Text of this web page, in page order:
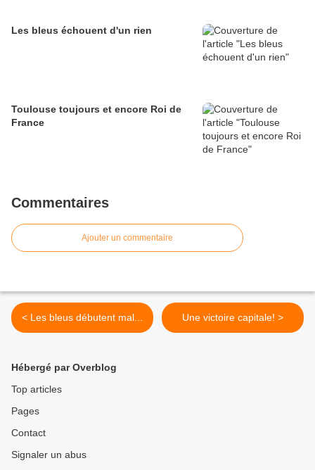
Les bleus échouent d'un rien
Toulouse toujours et encore Roi de
France
Commentaires
Ajouter un commentaire
< Les bleus débutent mal... Une victoire capitale! >
Hébergé par Overblog
Top articles
Pages
Contact
Signaler un abus